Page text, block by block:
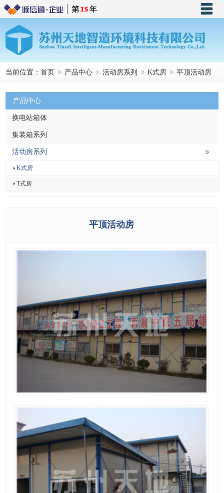
首页
关于天地
产品中心
新闻资讯
成功案例
联系我们
天地商城
当前位置：首页 产品中心 活动房系列 K式房 平顶活动房
产品中心
换电站箱体
集装箱系列
活动房系列
K式房
T式房
平顶活动房